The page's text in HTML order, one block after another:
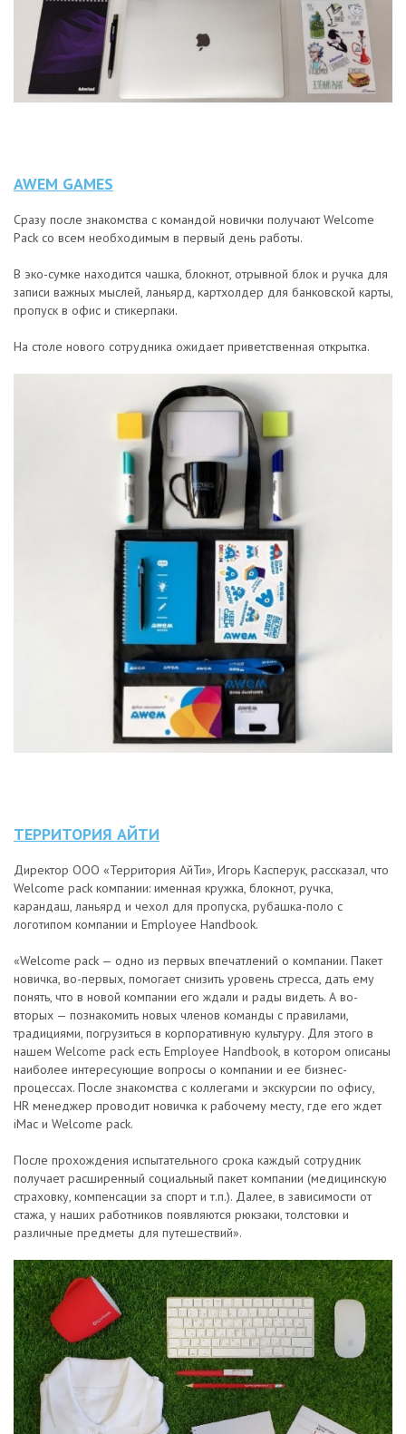
AWEM GAMES
Сразу после знакомства с командой новички получают Welcome
Pack со всем необходимым в первый день работы.
В эко-сумке находится чашка, блокнот, отрывной блок и ручка для
записи важных мыслей, ланьярд, картхолдер для банковской карты,
пропуск в офис и стикерпаки.
На столе нового сотрудника ожидает приветственная открытка.
ТЕРРИТОРИЯ АЙТИ
Директор ООО «Территория АйТи», Игорь Касперук, рассказал, что
Welcome pack компании: именная кружка, блокнот, ручка,
карандаш, ланьярд и чехол для пропуска, рубашка-поло с
логотипом компании и Employee Handbook.
«Welcome pack — одно из первых впечатлений о компании. Пакет
новичка, во-первых, помогает снизить уровень стресса, дать ему
понять, что в новой компании его ждали и рады видеть. А во-
вторых — познакомить новых членов команды с правилами,
традициями, погрузиться в корпоративную культуру. Для этого в
нашем Welcome pack есть Employee Handbook, в котором описаны
наиболее интересующие вопросы о компании и ее бизнес-
процессах. После знакомства с коллегами и экскурсии по офису,
HR менеджер проводит новичка к рабочему месту, где его ждет
iMac и Welcome pack.
После прохождения испытательного срока каждый сотрудник
получает расширенный социальный пакет компании (медицинскую
страховку, компенсации за спорт и т.п.). Далее, в зависимости от
стажа, у наших работников появляются рюкзаки, толстовки и
различные предметы для путешествий».